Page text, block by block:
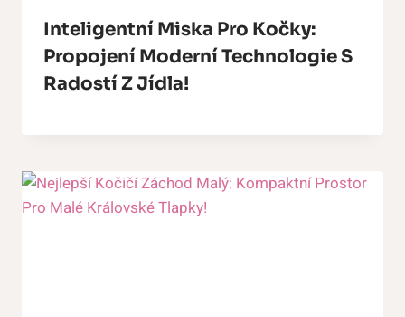
Inteligentní Miska Pro Kočky:
Propojení Moderní Technologie S
Radostí Z Jídla!